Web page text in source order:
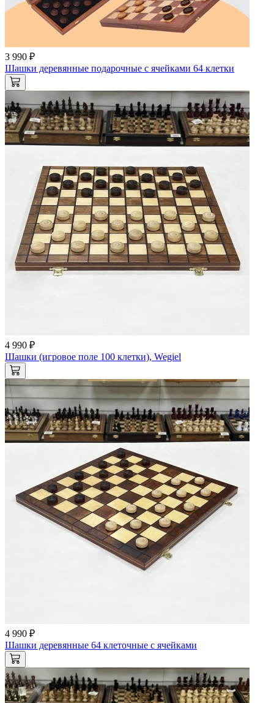
3 990 ₽
Шашки деревянные подарочные с ячейками 64 клетки
4 990 ₽
Шашки (игровое поле 100 клетки), Wegiel
4 990 ₽
Шашки деревянные 64 клеточные с ячейками